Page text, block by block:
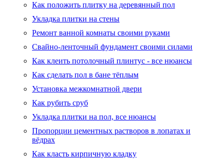
Как положить плитку на деревянный пол
Укладка плитки на стены
Ремонт ванной комнаты своими руками
Свайно-ленточный фундамент своими силами
Как клеить потолочный плинтус - все нюансы
Как сделать пол в бане тёплым
Установка межкомнатной двери
Как рубить сруб
Укладка плитки на пол, все нюансы
Пропорции цементных растворов в лопатах и
вёдрах
Как класть кирпичную кладку